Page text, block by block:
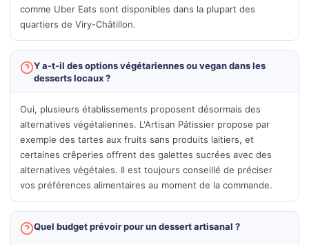
comme Uber Eats sont disponibles dans la plupart des
quartiers de Viry-Châtillon.
Y a-t-il des options végétariennes ou vegan dans les
desserts locaux ?
Oui, plusieurs établissements proposent désormais des
alternatives végétaliennes. L'Artisan Pâtissier propose par
exemple des tartes aux fruits sans produits laitiers, et
certaines crêperies offrent des galettes sucrées avec des
alternatives végétales. Il est toujours conseillé de préciser
vos préférences alimentaires au moment de la commande.
Quel budget prévoir pour un dessert artisanal ?